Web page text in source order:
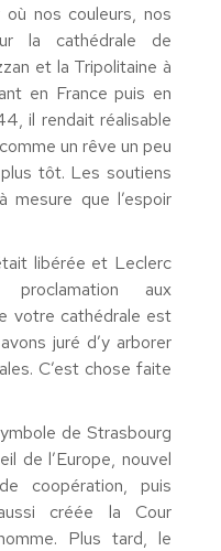
nos couleurs, nos
la cathédrale de
et la Tripolitaine à
en France puis en
il rendait réalisable
un rêve un peu
tôt. Les soutiens
mesure que l’espoir
libérée et Leclerc
aux
votre cathédrale est
juré d’y arborer
C’est chose faite
de Strasbourg
de l’Europe, nouvel
coopération, puis
créée la Cour
Plus tard, le